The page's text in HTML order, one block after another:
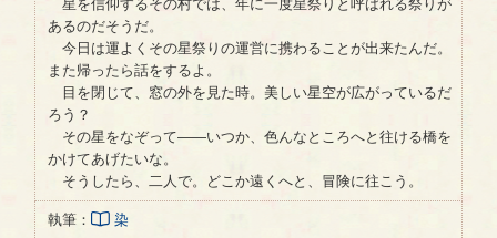
星を信仰するその村では、年に一度星祭りと呼ばれる祭りが
あるのだそうだ。
今日は運よくその星祭りの運営に携わることが出来たんだ。
また帰ったら話をするよ。
目を閉じて、窓の外を見た時。美しい星空が広がっているだ
ろう？
その星をなぞって――いつか、色んなところへと往ける橋を
かけてあげたいな。
そうしたら、二人で。どこか遠くへと、冒険に往こう。
執筆： 染